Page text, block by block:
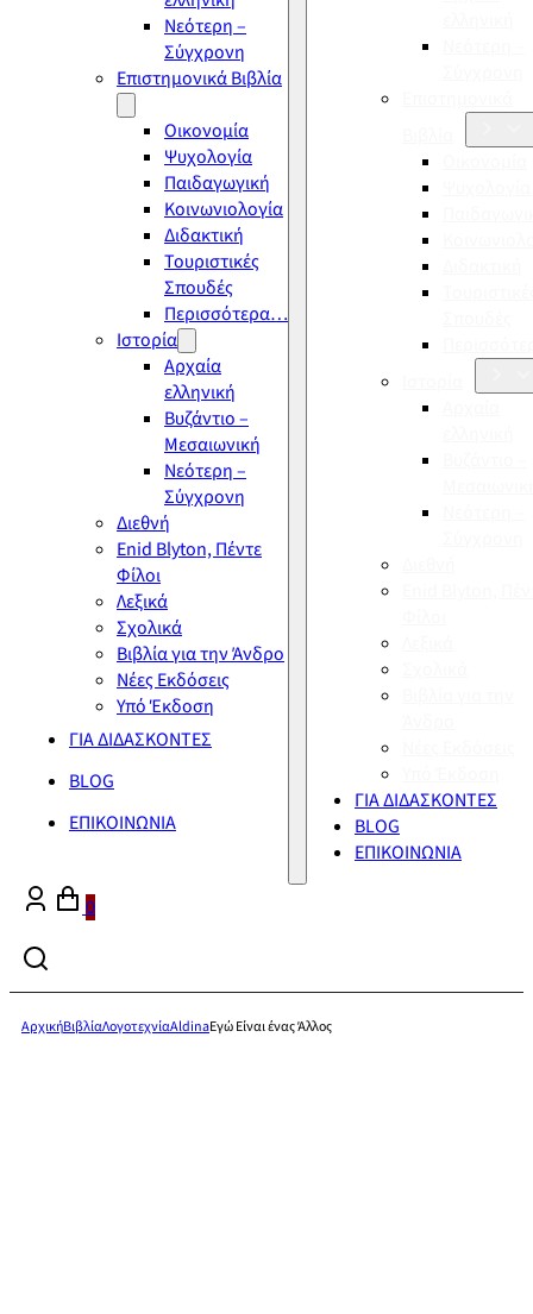
Νεότερη –
Σύγχρονη
Επιστημονικά Βιβλία
Οικονομία
Ψυχολογία
Παιδαγωγική
Κοινωνιολογία
Διδακτική
Τουριστικές
Σπουδές
Περισσότερα…
Ιστορία
Αρχαία
ελληνική
Βυζάντιο –
Μεσαιωνική
Νεότερη –
Σύγχρονη
Διεθνή
Enid Blyton, Πέντε
Φίλοι
Λεξικά
Σχολικά
Βιβλία για την Άνδρο
Νέες Εκδόσεις
Υπό Έκδοση
ΓΙΑ ΔΙΔΑΣΚΟΝΤΕΣ
BLOG
ΕΠΙΚΟΙΝΩΝΙΑ
ΓΙΑ ΔΙΔΑΣΚΟΝΤΕΣ
BLOG
ΕΠΙΚΟΙΝΩΝΙΑ
0
ΑρχικήΒιβλίαΛογοτεχνίαAldinaΕγώ Είναι ένας Άλλος